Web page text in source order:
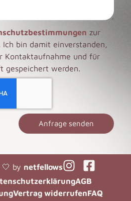
zur
bin damit einverstanden,
Kontaktaufnahme und für
gespeichert werden.
Anfrage senden
by netfellows
AGB
Vertrag widerrufenFAQ